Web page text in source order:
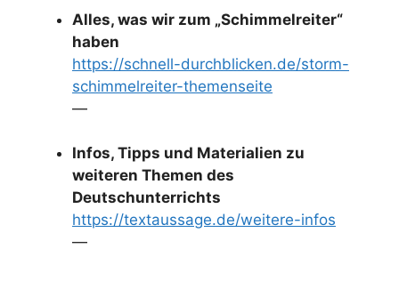
Alles, was wir zum „Schimmelreiter“
haben
https://schnell-durchblicken.de/storm-
schimmelreiter-themenseite
—
Infos, Tipps und Materialien zu
weiteren Themen des
Deutschunterrichts
https://textaussage.de/weitere-infos
—